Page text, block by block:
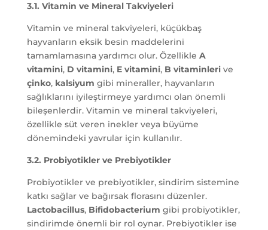
3.1. Vitamin ve Mineral Takviyeleri
Vitamin ve mineral takviyeleri, küçükbaş
hayvanların eksik besin maddelerini
tamamlamasına yardımcı olur. Özellikle A
vitamini, D vitamini, E vitamini, B vitaminlerive
çinko, kalsiyum gibi mineraller, hayvanların
sağlıklarını iyileştirmeye yardımcı olan önemli
bileşenlerdir. Vitamin ve mineral takviyeleri,
özellikle süt veren inekler veya büyüme
dönemindeki yavrular için kullanılır.
3.2. Probiyotikler ve Prebiyotikler
Probiyotikler ve prebiyotikler, sindirim sistemine
katkı sağlar ve bağırsak florasını düzenler.
Lactobacillus, Bifidobacterium gibi probiyotikler,
sindirimde önemli bir rol oynar. Prebiyotikler ise